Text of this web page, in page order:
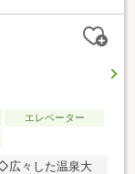
エレベーター
広々した温泉大